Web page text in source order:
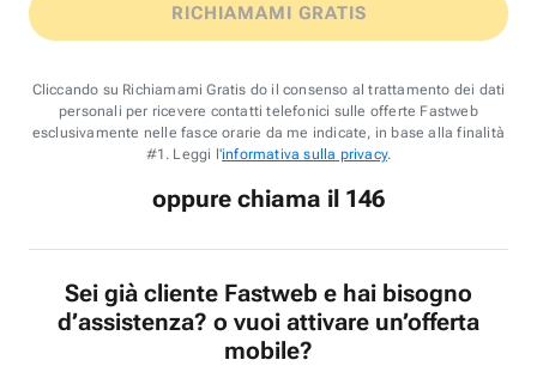
RICHIAMAMI GRATIS
Cliccando su Richiamami Gratis do il consenso al trattamento dei dati
personali per ricevere contatti telefonici sulle offerte Fastweb
esclusivamente nelle fasce orarie da me indicate, in base alla finalità
#1. Leggi l'informativa sulla privacy.
oppure chiama il 146
Sei già cliente Fastweb e hai bisogno
d’assistenza? o vuoi attivare un’offerta
mobile?